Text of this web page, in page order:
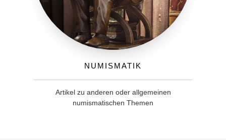
Numismatik
Artikel zu anderen oder allgemeinen
numismatischen Themen